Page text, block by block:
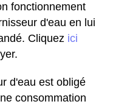
fonctionnement
d'eau en lui
Cliquez ici
d'eau est obligé
consommation